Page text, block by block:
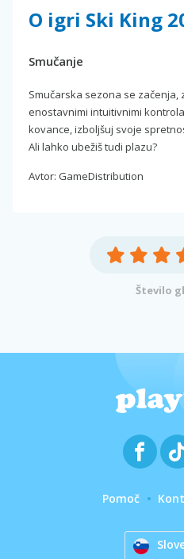
O igri Ski King
Smučanje
Smučarska sezona se začenja,
enostavnimi intuitivnimi
kovance, izboljšuj svoje
Ali lahko ubežiš tudi plazu?
Avtor: GameDistribution
Število
Pomoč